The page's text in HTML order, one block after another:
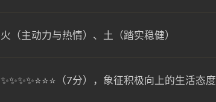
火（主动力与热情）、土（踏实稳健）
✨✨✨✨⭐⭐⭐（7分），象征积极向上的生活态